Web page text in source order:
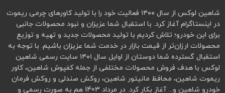
شاهین لوکس از سال ۱۴۰۰ فعالیت خود را با تولید کاورهای چرمی ریموت
در اینستاگرام آغاز کرد. با استقبال شما عزیزان و نبود محصولات جانبی
برای این خودرو؛ تلاش کردیم با تولید محصولات جدید و تهیه و توزیع
محصولات ارزان‌تر از قیمت بازار در خدمت شما عزیزان باشیم. با توجه به
استقبال گسترده شما دوستان از اوایل سال ۱۴۰۱ سایت رسمی شاهین
لوکس با هدف فروش محصولات مختلفی از جمله کفپوش شاهین، کاور
ریموت شاهین، محافظ مانیتور شاهین، روکش صندلی و روکش فرمان
خودرو شاهین و... آغاز بکار کرد. در مرداد 1403 هم به صورت رسمی و